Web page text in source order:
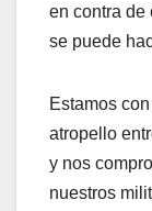
en contra de
se puede
Estamos
atropello
y nos
nuestros